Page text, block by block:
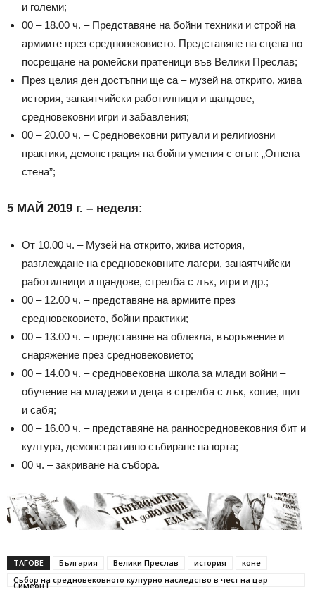
и големи;
00 – 18.00 ч. – Представяне на бойни техники и строй на
армиите през средновековието. Представяне на сцена по
посрещане на ромейски пратеници във Велики Преслав;
През целия ден достъпни ще са – музей на открито, жива
история, занаятчийски работилници и щандове,
средновековни игри и забавления;
00 – 20.00 ч. – Средновековни ритуали и религиозни
практики, демонстрация на бойни умения с огън: „Огнена
стена”;
5 МАЙ 2019 г. – неделя:
От 10.00 ч. – Музей на открито, жива история,
разглеждане на средновековните лагери, занаятчийски
работилници и щандове, стрелба с лък, игри и др.;
00 – 12.00 ч. – представяне на армиите през
средновековието, бойни практики;
00 – 13.00 ч. – представяне на облекла, въоръжение и
снаряжение през средновековието;
00 – 14.00 ч. – средновековна школа за млади войни –
обучение на младежи и деца в стрелба с лък, копие, щит
и сабя;
00 – 16.00 ч. – представяне на ранносредновековния бит и
култура, демонстративно събиране на юрта;
00 ч. – закриване на събора.
ТАГОВЕ България Велики Преслав история
коне
Събор на средновековното културно наследство в чест на цар
Симеон I